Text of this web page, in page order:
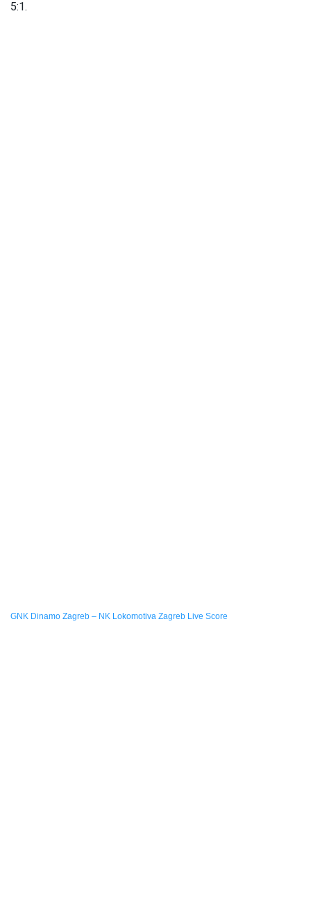
5:1.
GNK Dinamo Zagreb – NK Lokomotiva Zagreb Live Score